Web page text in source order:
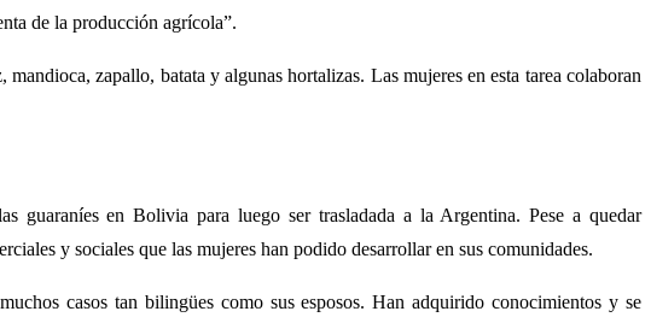
de la producción agrícola”.
zapallo, batata y algunas hortalizas. Las mujeres en esta tarea colaboran
guaraníes en Bolivia para luego ser trasladada a la Argentina. Pese a quedar
y sociales que las mujeres han podido desarrollar en sus comunidades.
casos tan bilingües como sus esposos. Han adquirido conocimientos y se